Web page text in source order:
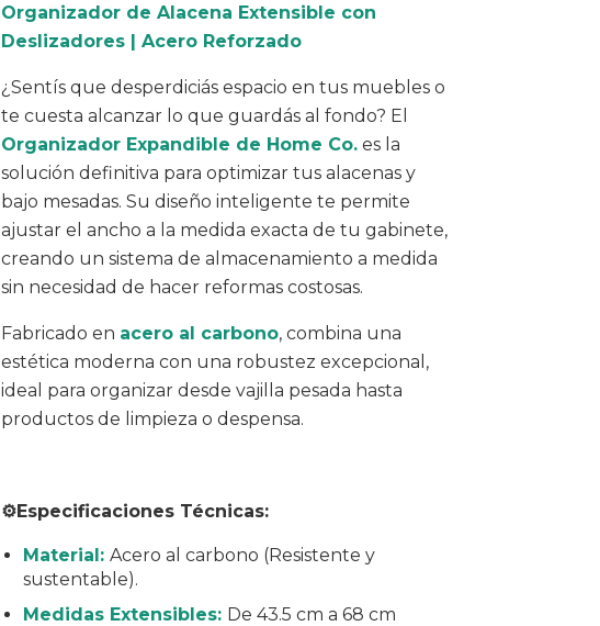
Organizador de Alacena Extensible con
Deslizadores | Acero Reforzado
¿Sentís que desperdiciás espacio en tus muebles o
te cuesta alcanzar lo que guardás al fondo? El
Organizador Expandible de Home Co. es la
solución definitiva para optimizar tus alacenas y
bajo mesadas. Su diseño inteligente te permite
ajustar el ancho a la medida exacta de tu gabinete,
creando un sistema de almacenamiento a medida
sin necesidad de hacer reformas costosas.
Fabricado en acero al carbono, combina una
estética moderna con una robustez excepcional,
ideal para organizar desde vajilla pesada hasta
productos de limpieza o despensa.
⚙️Especificaciones Técnicas:
Material: Acero al carbono (Resistente y
sustentable).
Medidas Extensibles: De 43.5 cm a 68 cm